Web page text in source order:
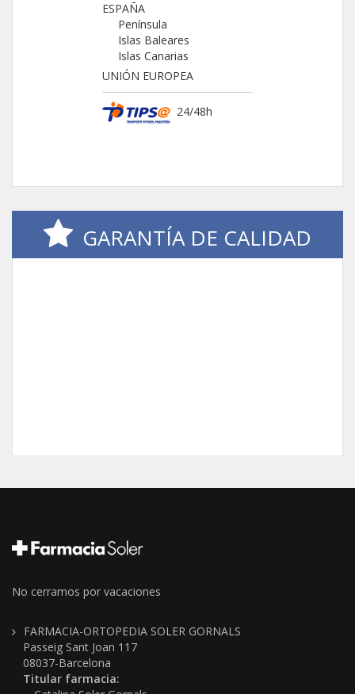
ESPAÑA
Península
Islas Baleares
Islas Canarias
UNIÓN EUROPEA
24/48h
GARANTÍA DE CALIDAD
No cerramos por vacaciones
FARMACIA-ORTOPEDIA SOLER GORNALS
Passeig Sant Joan 117
08037-Barcelona
Titular farmacia: